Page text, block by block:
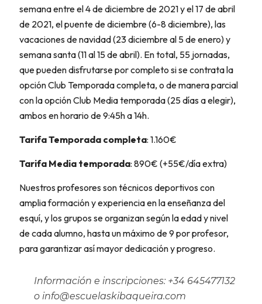
semana entre el 4 de diciembre de 2021 y el 17 de abril
de 2021, el puente de diciembre (6-8 diciembre), las
vacaciones de navidad (23 diciembre al 5 de enero) y
semana santa (11 al 15 de abril). En total, 55 jornadas,
que pueden disfrutarse por completo si se contrata la
opción Club Temporada completa, o de manera parcial
con la opción Club Media temporada (25 días a elegir),
ambos en horario de 9:45h a 14h.
Tarifa Temporada completa: 1.160€
Tarifa Media temporada: 890€ (+55€/día extra)
Nuestros profesores son técnicos deportivos con
amplia formación y experiencia en la enseñanza del
esquí, y los grupos se organizan según la edad y nivel
de cada alumno, hasta un máximo de 9 por profesor,
para garantizar así mayor dedicación y progreso.
Información e inscripciones: +34 645477132
o info@escuelaskibaqueira.com